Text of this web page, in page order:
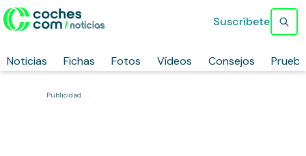
Noticias Fichas Fotos Vídeos Consejos
Suscríbete
Publicidad